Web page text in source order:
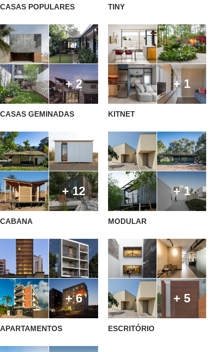
CASAS POPULARES TINY
+ 2
CASAS GEMINADAS
+ 1
KITNET
+ 12
CABANA
+ 1
MODULAR
+ 6
APARTAMENTOS
+ 5
ESCRITÓRIO